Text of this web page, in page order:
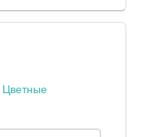
Цветные